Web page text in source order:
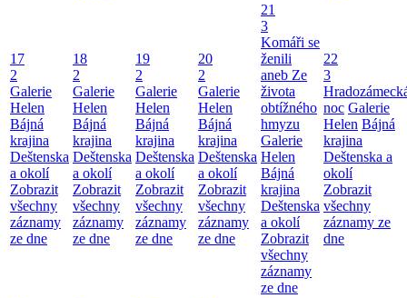
17
2
Galerie
Helen
Bájná
krajina
Deštenska
a okolí
Zobrazit
všechny
záznamy
ze dne
18
2
Galerie
Helen
Bájná
krajina
Deštenska
a okolí
Zobrazit
všechny
záznamy
ze dne
19
2
Galerie
Helen
Bájná
krajina
Deštenska
a okolí
Zobrazit
všechny
záznamy
ze dne
20
2
Galerie
Helen
Bájná
krajina
Deštenska
a okolí
Zobrazit
všechny
záznamy
ze dne
21
3
Komáři se
ženili
aneb Ze
života
obtížného
hmyzu
Galerie
Helen
Bájná
krajina
Deštenska
a okolí
Zobrazit
všechny
záznamy
ze dne
22
3
noc Galerie
Helen Bájná
krajina
Deštenska a
okolí
Zobrazit
všechny
záznamy ze
dne